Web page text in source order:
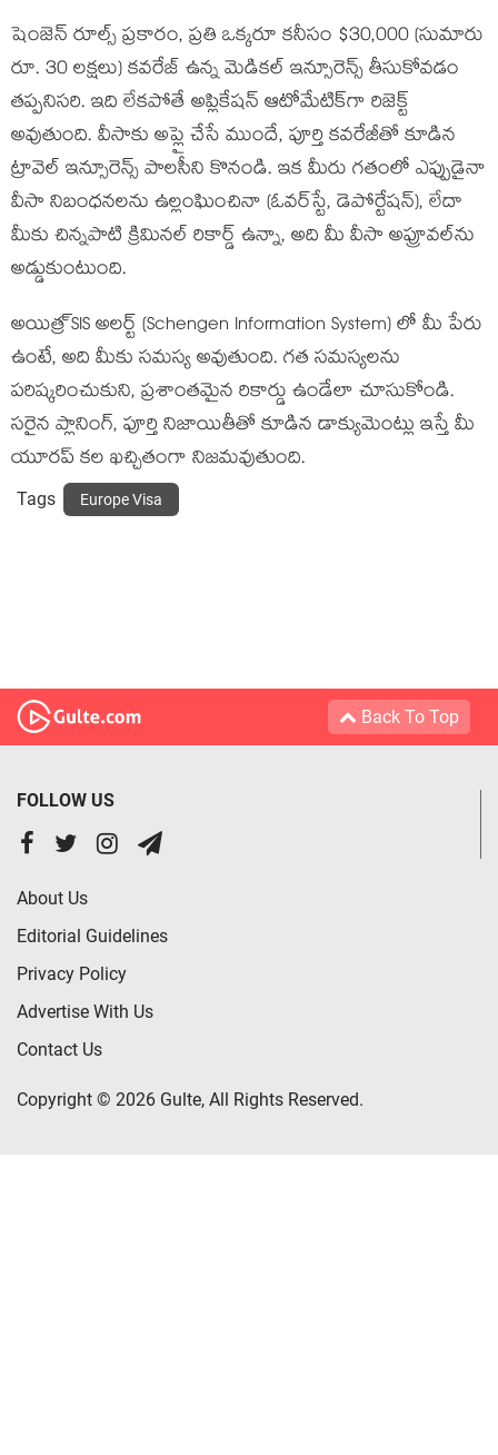
షెంజెన్ రూల్స్ ప్రకారం, ప్రతి ఒక్కరూ కనీసం $30,000 (సుమారు
రూ. 30 లక్షలు) కవరేజ్ ఉన్న మెడికల్ ఇన్సూరెన్స్ తీసుకోవడం
తప్పనిసరి. ఇది లేకపోతే అప్లికేషన్ ఆటోమేటిక్‌గా రిజెక్ట్
అవుతుంది. వీసాకు అప్లై చేసే ముందే, పూర్తి కవరేజీతో కూడిన
ట్రావెల్ ఇన్సూరెన్స్ పాలసీని కొనండి. ఇక మీరు గతంలో ఎప్పుడైనా
వీసా నిబంధనలను ఉల్లంఘించినా (ఓవర్‌స్టే, డెపోర్టేషన్), లేదా
మీకు చిన్నపాటి క్రిమినల్ రికార్డ్ ఉన్నా, అది మీ వీసా అప్రూవల్‌ను
అడ్డుకుంటుంది.
అయిత్ర్ SIS అలర్ట్ (Schengen Information System) లో మీ పేరు
ఉంటే, అది మీకు సమస్య అవుతుంది. గత సమస్యలను
పరిష్కరించుకుని, ప్రశాంతమైన రికార్డు ఉండేలా చూసుకోండి.
సరైన ప్లానింగ్, పూర్తి నిజాయితీతో కూడిన డాక్యుమెంట్లు ఇస్తే మీ
యూరప్ కల ఖచ్చితంగా నిజమవుతుంది.
Tags Europe Visa
Back To Top
FOLLOW US
About Us
Editorial Guidelines
Privacy Policy
Advertise With Us
Contact Us
Copyright © 2026 Gulte, All Rights Reserved.